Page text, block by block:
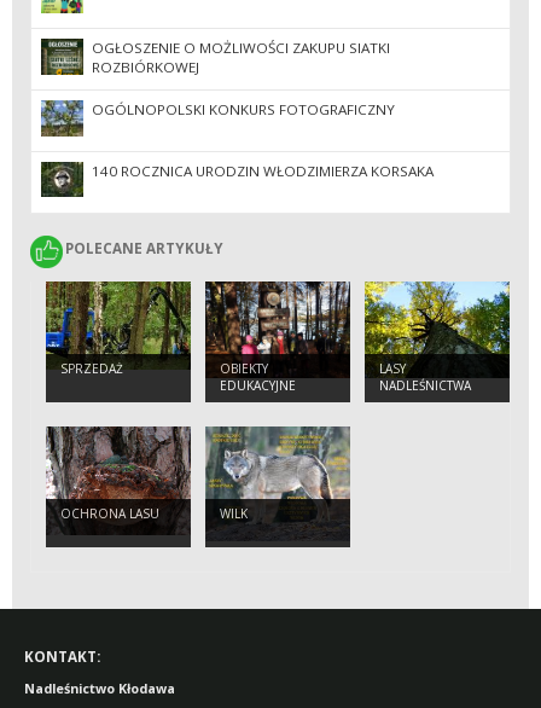
OGŁOSZENIE O MOŻLIWOŚCI ZAKUPU SIATKI
ROZBIÓRKOWEJ
OGÓLNOPOLSKI KONKURS FOTOGRAFICZNY
140 ROCZNICA URODZIN WŁODZIMIERZA KORSAKA
POLECANE ARTYKUŁY
POLECANE ARTYKUŁY
SPRZEDAŻ
OBIEKTY
EDUKACYJNE
LASY
NADLEŚNICTWA
KŁODAWA
OCHRONA LASU WILK
KONTAKT:
Nadleśnictwo Kłodawa